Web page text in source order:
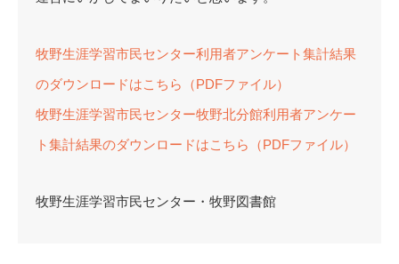
牧野生涯学習市民センター利用者アンケート集計結果
のダウンロードはこちら（PDFファイル）
牧野生涯学習市民センター牧野北分館利用者アンケー
ト集計結果のダウンロードはこちら（PDFファイル）
牧野生涯学習市民センター・牧野図書館